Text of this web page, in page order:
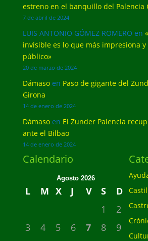
estreno en el banquillo del Palencia
7 de abril de 2024
LUIS ANTONIO GÓMEZ ROMERO en
invisible es lo que más impresiona
público»
20 de marzo de 2024
Dámasoen Paso de gigante del
Girona
14 de enero de 2024
Dámasoen El Zunder Palencia
ante el Bilbao
14 de enero de 2024
Calendario
Agosto 2026
L M X J V S
D
1
2
3
4 5 6 7 8
9